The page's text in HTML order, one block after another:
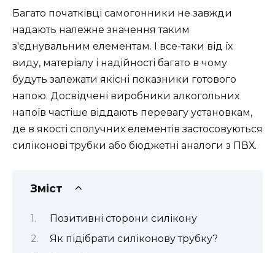
Багато початківці самогонники не завжди
надають належне значення таким
з'єднувальним елементам. І все-таки від їх
виду, матеріалу і надійності багато в чому
будуть залежати якісні показники готового
напою. Досвідчені виробники алкогольних
напоїв частіше віддають перевагу установкам,
де в якості сполучних елементів застосовуються
силіконові трубки або бюджетні аналоги з ПВХ.
Зміст
Позитивні сторони силікону
Як підібрати силіконову трубку?